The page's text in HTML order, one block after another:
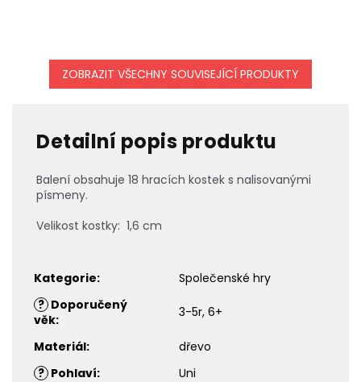
ZOBRAZIT VŠECHNY SOUVISEJÍCÍ PRODUKTY
Detailní popis produktu
Balení obsahuje 18 hracích kostek s nalisovanými
písmeny.
Velikost kostky: 1,6 cm
Kategorie:
Společenské hry
? Doporučený
věk: 3-5r, 6+
Materiál:
dřevo
? Pohlaví:
Uni